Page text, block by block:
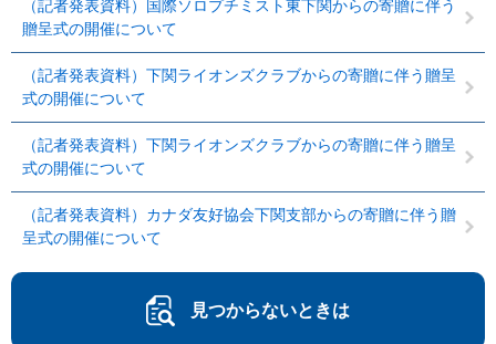
（記者発表資料）国際ソロプチミスト東下関からの寄贈に伴う
贈呈式の開催について
（記者発表資料）下関ライオンズクラブからの寄贈に伴う贈呈
式の開催について
（記者発表資料）下関ライオンズクラブからの寄贈に伴う贈呈
式の開催について
（記者発表資料）カナダ友好協会下関支部からの寄贈に伴う贈
呈式の開催について
見つからないときは